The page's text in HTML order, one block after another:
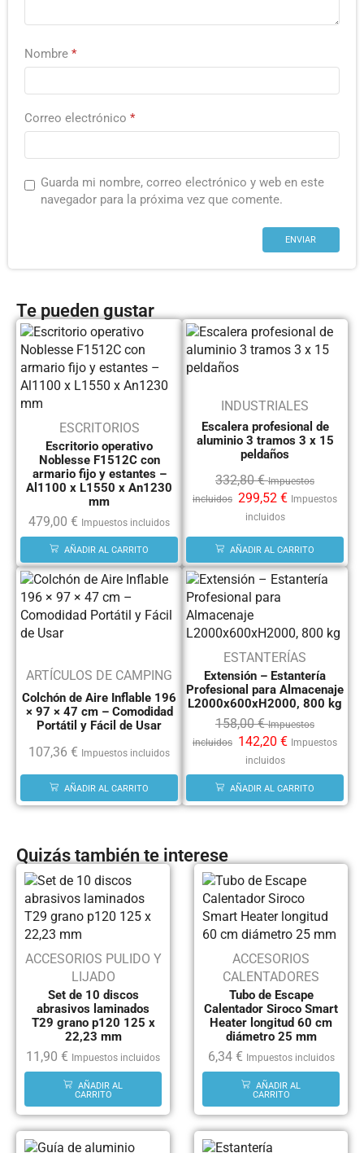
Nombre *
Correo electrónico *
Guarda mi nombre, correo electrónico y web en este
navegador para la próxima vez que comente.
Te pueden gustar
ESCRITORIOS
Escritorio operativo
Noblesse F1512C con
armario fijo y estantes –
Al1100 x L1550 x An1230
mm
479,00 € Impuestos incluidos
AÑADIR AL CARRITO
INDUSTRIALES
Escalera profesional de
aluminio 3 tramos 3 x 15
peldaños
332,80€ Impuestos
incluidos 299,52 € Impuestos
incluidos
AÑADIR AL CARRITO
ARTÍCULOS DE CAMPING
Colchón de Aire Inflable 196
× 97 × 47 cm – Comodidad
Portátil y Fácil de Usar
107,36 € Impuestos incluidos
AÑADIR AL CARRITO
ESTANTERÍAS
Extensión – Estantería
Profesional para Almacenaje
L2000x600xH2000, 800 kg
158,00€ Impuestos
incluidos 142,20 € Impuestos
incluidos
AÑADIR AL CARRITO
Quizás también te interese
ACCESORIOS PULIDO Y
LIJADO
Set de 10 discos
abrasivos laminados
T29 grano p120 125 x
22,23 mm
11,90 € Impuestos incluidos
AÑADIR AL
CARRITO
ACCESORIOS
CALENTADORES
Tubo de Escape
Calentador Siroco Smart
Heater longitud 60 cm
diámetro 25 mm
6,34 € Impuestos incluidos
AÑADIR AL
CARRITO